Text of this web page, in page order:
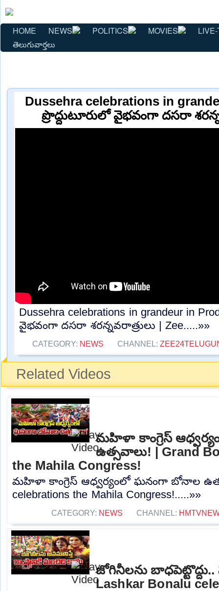
HOME NEWS POLITICS MOVIES
తెలుగువార్తలు
Dussehra celebrations in
ప్రొద్దుటూరులో వైభవంగా దసరా
Dussehra celebrations in grandeur in
వైభవంగా దసరా శరన్నవరాత్రులు | Zee.....»»
CATEGORY: NEWS CHANNEL:
Related Videos
మహిళా కాంగ్రెస్
ఉత్సవాలు! | Grand
the Mahila Congress!
మహిళా కాంగ్రెస్ ఆధ్వర్యంలో ఘనంగా బోనాల
celebrations the Mahila Congress!.....»»
CATEGORY: NEWS CHANNEL:
జోగినీలను
Lashkar Bonalu